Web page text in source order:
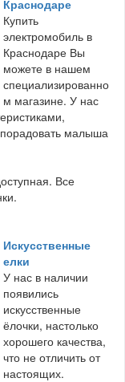
Краснодаре
Купить
электромобиль в
Краснодаре Вы
можете в нашем
специализированно
м магазине. У нас
малыша
Все
Искусственные
елки
У нас в наличии
появились
искусственные
ёлочки, настолько
хорошего качества,
что не отличить от
настоящих.